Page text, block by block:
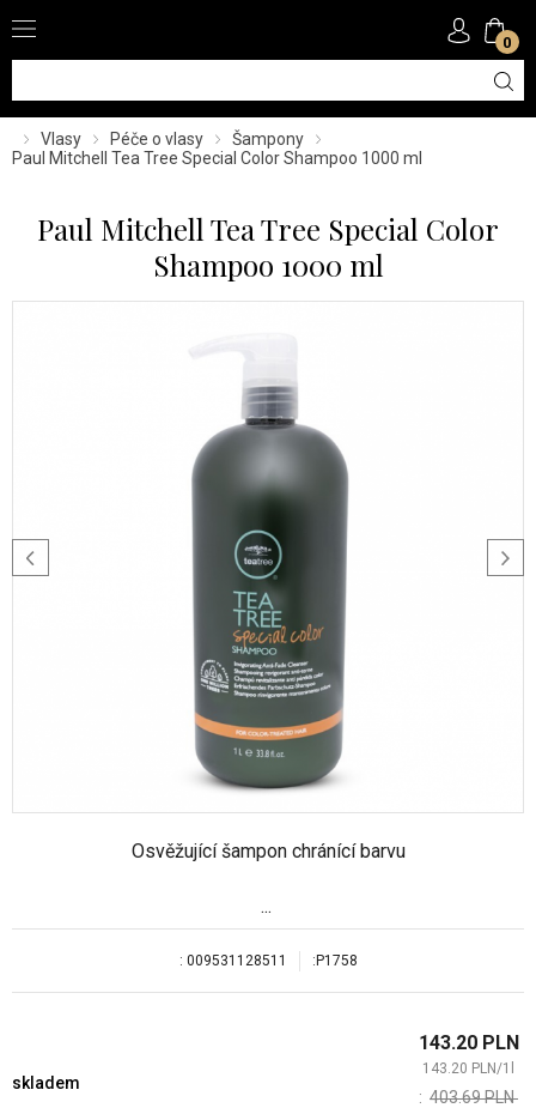
0
Vlasy Péče o vlasy
Šampony
Paul Mitchell Tea Tree Special Color Shampoo 1000 ml
Paul Mitchell Tea Tree Special Color
Shampoo 1000 ml
Osvěžující šampon chránící barvu
...
: 009531128511 : P1758
skladem
143.20 PLN
143.20 PLN/1
: 403.69PLN